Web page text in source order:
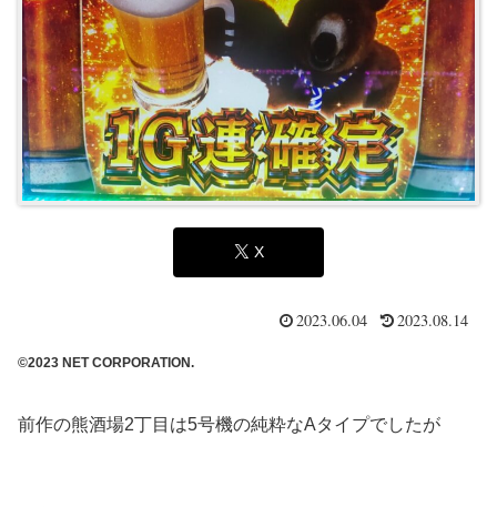
X
2023.06.04 2023.08.14
©2023 NET CORPORATION.
前作の熊酒場2丁目は5号機の純粋なAタイプでしたが